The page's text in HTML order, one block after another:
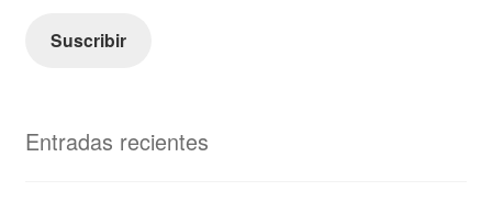
electrónico
Suscribir
Entradas recientes